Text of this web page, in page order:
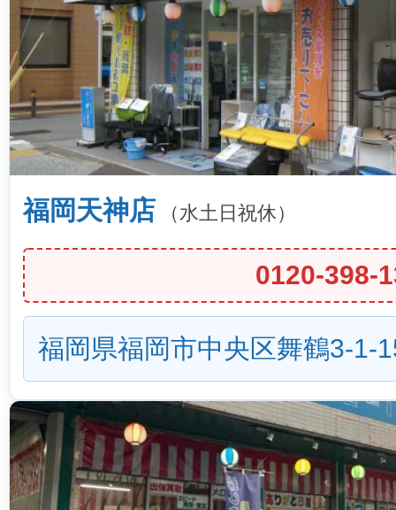
福岡天神店 （水土日祝休）
0120-398-
福岡県福岡市中央区舞鶴3-1-